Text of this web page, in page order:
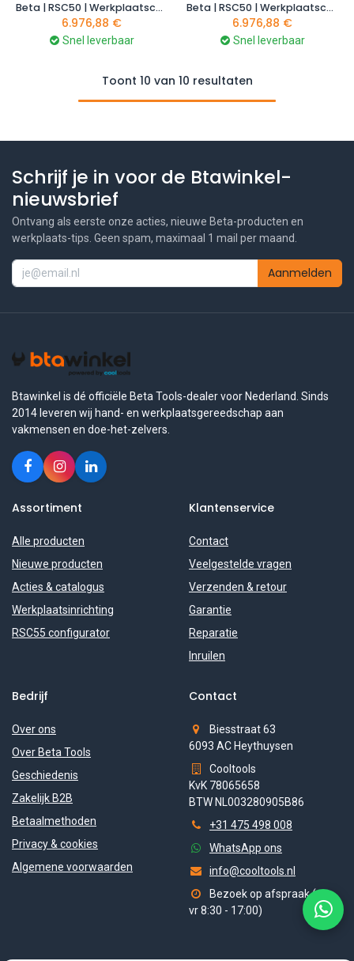
Beta | RSC50 | Werkplaatscombinatie met 411-delige gereedschapsset | RSC50 2.0 FX/411UT | 050001097
6.976,88 €
Snel leverbaar
Beta | RSC50 | Werkplaatscombinatie met 411-delige gereedschapsset | RSC50 2.0 FW/411UT | 050001098
6.976,88 €
Snel leverbaar
Toont 10 van 10 resultaten
Schrijf je in voor de Btawinkel-
nieuwsbrief
Ontvang als eerste onze acties, nieuwe Beta-producten en
werkplaats-tips. Geen spam, maximaal 1 mail per maand.
Aanmelden
Btawinkel is dé officiële Beta Tools-dealer voor Nederland. Sinds
2014 leveren wij hand- en werkplaatsgereedschap aan
vakmensen en doe-het-zelvers.
Assortiment
Alle producten
Nieuwe producten
Acties & catalogus
Werkplaatsinrichting
RSC55 configurator
Klantenservice
Contact
Veelgestelde vragen
Verzenden & retour
Garantie
Reparatie
Inruilen
Bedrijf
Over ons
Over Beta Tools
Geschiedenis
Zakelijk B2B
Betaalmethoden
Privacy & cookies
Algemene voorwaarden
Contact
Biesstraat 63
6093 AC Heythuysen
Cooltools
KvK 78065658
BTW NL003280905B86
+31 475 498 008
WhatsApp ons
info@cooltools.nl
Bezoek op afspraak (ma-
vr 8:30 - 17:00)